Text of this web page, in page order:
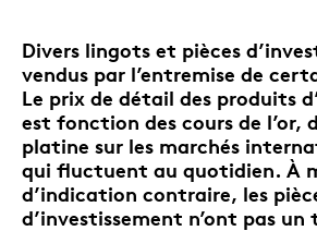
Divers lingots et pièces
vendus par l’entremise de
Le prix de détail des produits
est fonction des cours de l’or,
platine sur les marchés
qui fluctuent au quotidien. À
d’indication contraire, les
d’investissement n’ont pas